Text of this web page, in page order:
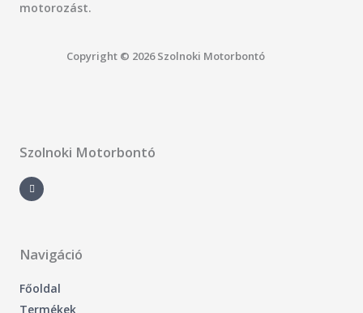
motorozást.
Copyright © 2026 Szolnoki Motorbontó
Szolnoki Motorbontó
a
c
e
-
f
Navigáció
Főoldal
Termékek